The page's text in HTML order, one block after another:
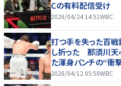
Cの有料配信受け
2026/04/24 14:51WBC
打つ手を失った百戦
し折った 那須川天
た渾身パンチの“衝
た」
2026/04/12 05:50WBC